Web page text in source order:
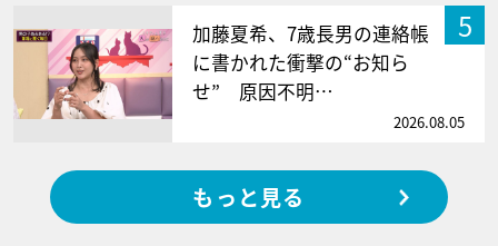
5
加藤夏希、7歳長男の連絡帳
に書かれた衝撃の“お知ら
せ” 原因不明…
2026.08.05
もっと見る